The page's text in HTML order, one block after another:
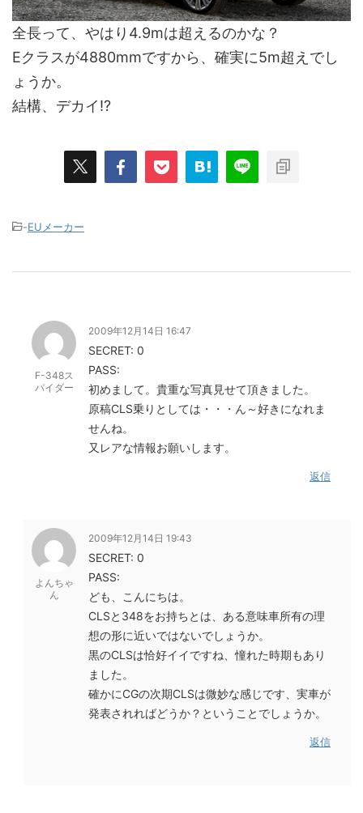
全長って、やはり4.9mは超えるのかな？
Eクラスが4880mmですから、確実に5m超えでし
ょうか。
結構、デカイ!?
-EUメーカー
F-348ス
パイダー
2009年12月14日 16:47
SECRET: 0
PASS:
初めまして。貴重な写真見せて頂きました。
原稿CLS乗りとしては・・・ん～好きになれま
せんね。
又レアな情報お願いします。
返信
よんちゃ
ん
2009年12月14日 19:43
SECRET: 0
PASS:
ども、こんにちは。
CLSと348をお持ちとは、ある意味車所有の理
想の形に近いではないでしょうか。
黒のCLSは恰好イイですね、憧れた時期もあり
ました。
確かにCGの次期CLSは微妙な感じです、実車が
発表されればどうか？ということでしょうか。
返信